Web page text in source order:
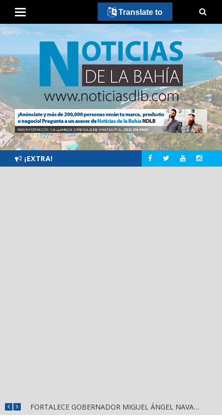
¡EXTRA!
FORTALECE GOBERNADOR MIGUEL ÁNGEL NAVARRO LA COORDINACIÓN CON EL SECTOR EDUCATIVO EN NAYARIT
Translate to